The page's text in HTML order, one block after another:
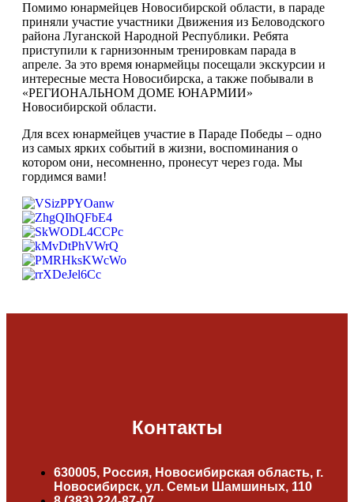
Помимо юнармейцев Новосибирской области, в параде
приняли участие участники Движения из Беловодского
района Луганской Народной Республики. Ребята
приступили к гарнизонным тренировкам парада в
апреле. За это время юнармейцы посещали экскурсии и
интересные места Новосибирска, а также побывали в
«РЕГИОНАЛЬНОМ ДОМЕ ЮНАРМИИ»
Новосибирской области.
Для всех юнармейцев участие в Параде Победы – одно
из самых ярких событий в жизни, воспоминания о
котором они, несомненно, пронесут через года. Мы
гордимся вами!
Контакты
630005, Россия, Новосибирская область, г.
Новосибирск, ул. Семьи Шамшиных, 110